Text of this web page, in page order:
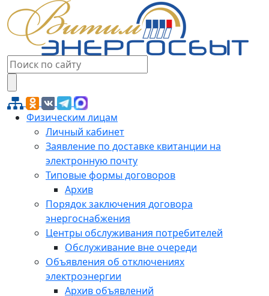
Физическим лицам
Личный кабинет
Заявление по доставке квитанции на
электронную почту
Типовые формы договоров
Архив
Порядок заключения договора
энергоснабжения
Центры обслуживания потребителей
Обслуживание вне очереди
Объявления об отключениях
электроэнергии
Архив объявлений